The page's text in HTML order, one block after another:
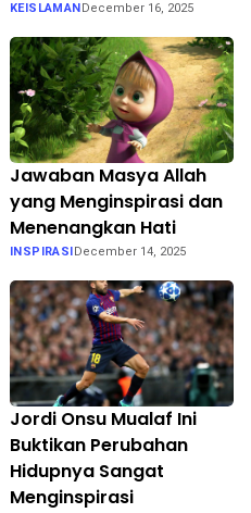
KEISLAMANDecember 16, 2025
Jawaban Masya Allah
yang Menginspirasi dan
Menenangkan Hati
INSPIRASI December 14, 2025
Jordi Onsu Mualaf Ini
Buktikan Perubahan
Hidupnya Sangat
Menginspirasi